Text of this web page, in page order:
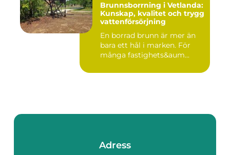
Brunnsborrning i Vetlanda:
Kunskap, kvalitet och trygg
vattenförsörjning
En borrad brunn är mer än
bara ett hål i marken. För
många fastighets&aum...
Adress